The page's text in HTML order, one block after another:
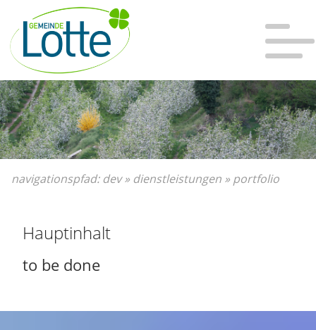
Bitte wählen Sie:
zur Hauptnavigation
Hauptnavigation überspringen
zum Hauptinhalt
zum Inhaltsverzeichnis
Sie sind hier:
Dev»
Dienstleistungen
Portfolio
navigationspfad:dev»dienstleistungen »portfolio
Hauptinhalt
to be done